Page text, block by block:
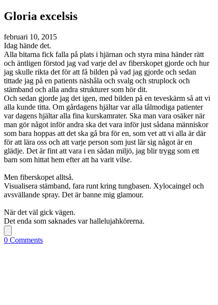
Gloria excelsis
februari 10, 2015
Idag hände det.
Alla bitarna fick falla på plats i hjärnan och styra mina händer rätt
och äntligen förstod jag vad varje del av fiberskopet gjorde och hur
jag skulle rikta det för att få bilden på vad jag gjorde och sedan
tittade jag på en patients näshåla och svalg och struplock och
stämband och alla andra strukturer som hör dit.
Och sedan gjorde jag det igen, med bilden på en teveskärm så att vi
alla kunde titta. Om gårdagens hjältar var alla tålmodiga patienter
var dagens hjältar alla fina kurskamrater. Ska man vara osäker när
man gör något inför andra ska det vara inför just sådana människor
som bara hoppas att det ska gå bra för en, som vet att vi alla är där
för att lära oss och att varje person som just lär sig något är en
glädje. Det är fint att vara i en sådan miljö, jag blir trygg som ett
barn som hittat hem efter att ha varit vilse.
Men fiberskopet alltså.
Visualisera stämband, fara runt kring tungbasen. Xylocaingel och
avsvällande spray. Det är banne mig glamour.
När det väl gick vägen.
Det enda som saknades var hallelujahkörerna.
0 Comments